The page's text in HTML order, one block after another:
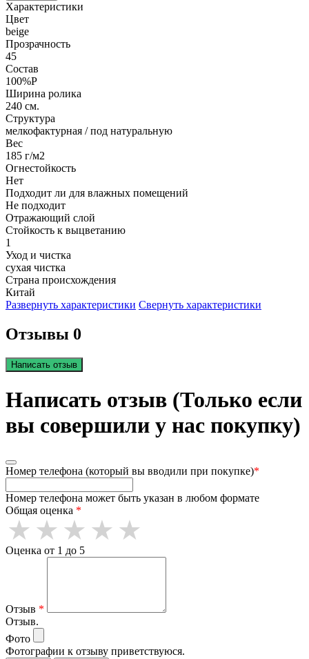
Характеристики
Цвет
beige
Прозрачность
45
Состав
100%P
Ширина ролика
240 см.
Структура
мелкофактурная / под натуральную
Вес
185 г/м2
Огнестойкость
Нет
Подходит ли для влажных помещений
Не подходит
Отражающий слой
Стойкость к выцветанию
1
Уход и чистка
сухая чистка
Страна происхождения
Китай
Развернуть характеристики Свернуть характеристики
Отзывы 0
Написать отзыв
Написать отзыв (Только если
вы совершили у нас покупку)
Номер телефона (который вы вводили при покупке)*
Номер телефона может быть указан в любом формате
Общая оценка *
Оценка от 1 до 5
Отзыв *
Отзыв.
Фото
Фотографии к отзыву приветствуюся.